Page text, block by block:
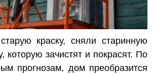
краску, сняли старинную
которую зачистят и покрасят. По
прогнозам, дом преобразится